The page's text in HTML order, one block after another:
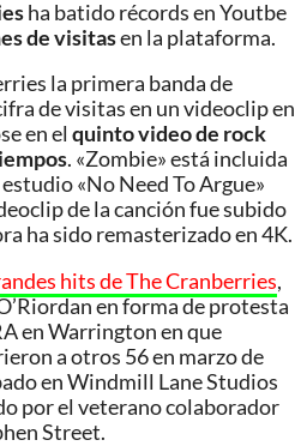
ha batido récords en Youtbe
de visitasen la plataforma.
la primera banda de
de visitas en un videoclip en
en el quinto video de rock
. «Zombie» está incluida
«No Need To Argue»
de la canción fue subido
ha sido remasterizado en 4K.
hits de The Cranberries,
en forma de protesta
en Warrington en que
a otros 56 en marzo de
en Windmill Lane Studios
por el veterano colaborador
Street.